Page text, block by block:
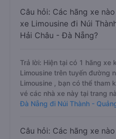
Câu hỏi: Các hãng xe
xe Limousine đi Núi
Hải Châu - Đà Nẵng?
Trả lời: Hiện tại có 1 hãng xe
Limousine trên tuyến đường
Limousine , bạn có thể tham
vé các nhà xe này tại trang
Đà Nẵng đi Núi Thành -
Câu hỏi: Các hãng xe